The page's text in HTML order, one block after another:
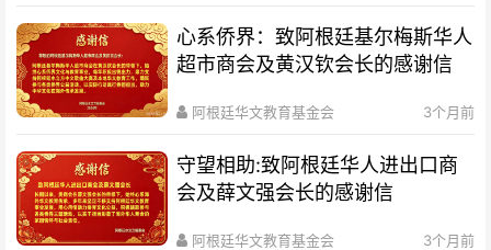
心系侨界​：致阿根廷基尔梅斯华人
超市商会及黄汉钦会长的感谢信
阿根廷华文教育基金会 3个月前
守望相助:致阿根廷华人进出口商
会及薛文强会长的感谢信
阿根廷华文教育基金会 3个月前